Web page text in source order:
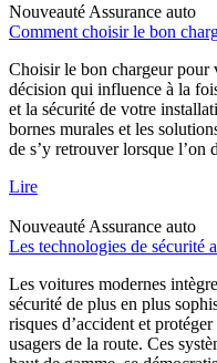
Nouveauté Assurance auto
Comment choisir le bon
Choisir le bon chargeur pour
décision qui influence à la
et la sécurité de votre
bornes murales et les
de s’y retrouver lorsque l’on
Lire
Nouveauté Assurance auto
Les technologies de sécurité
Les voitures modernes
sécurité de plus en plus
risques d’accident et
usagers de la route. Ces